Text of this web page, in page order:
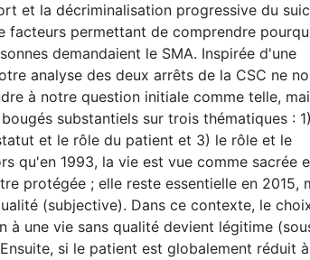
et la décriminalisation progressive du
facteurs permettant de comprendre
demandaient le SMA. Inspirée d'une
analyse des deux arrêts de la CSC ne
à notre question initiale comme telle,
substantiels sur trois thématiques :
et le rôle du patient et 3) le rôle et le
qu'en 1993, la vie est vue comme sacrée
protégée ; elle reste essentielle en 2015,
(subjective). Dans ce contexte, le
à une vie sans qualité devient légitime
si le patient est globalement réduit